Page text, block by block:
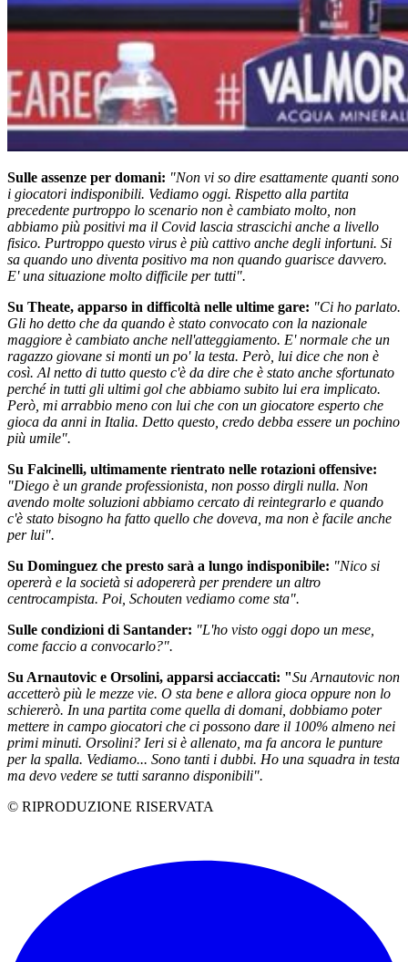
Sulle assenze per domani: "Non vi so dire esattamente quanti sono
i giocatori indisponibili. Vediamo oggi. Rispetto alla partita
precedente purtroppo lo scenario non è cambiato molto, non
abbiamo più positivi ma il Covid lascia strascichi anche a livello
fisico. Purtroppo questo virus è più cattivo anche degli infortuni. Si
sa quando uno diventa positivo ma non quando guarisce davvero.
E' una situazione molto difficile per tutti".
Su Theate, apparso in difficoltà nelle ultime gare: "Ci ho parlato.
Gli ho detto che da quando è stato convocato con la nazionale
maggiore è cambiato anche nell'atteggiamento. E' normale che un
ragazzo giovane si monti un po' la testa. Però, lui dice che non è
così. Al netto di tutto questo c'è da dire che è stato anche sfortunato
perché in tutti gli ultimi gol che abbiamo subito lui era implicato.
Però, mi arrabbio meno con lui che con un giocatore esperto che
gioca da anni in Italia. Detto questo, credo debba essere un pochino
più umile".
Su Falcinelli, ultimamente rientrato nelle rotazioni offensive:
"Diego è un grande professionista, non posso dirgli nulla. Non
avendo molte soluzioni abbiamo cercato di reintegrarlo e quando
c'è stato bisogno ha fatto quello che doveva, ma non è facile anche
per lui".
Su Dominguez che presto sarà a lungo indisponibile: "Nico si
opererà e la società si adopererà per prendere un altro
centrocampista. Poi, Schouten vediamo come sta".
Sulle condizioni di Santander: "L'ho visto oggi dopo un mese,
come faccio a convocarlo?".
Su Arnautovic e Orsolini, apparsi acciaccati: "Su Arnautovic non
accetterò più le mezze vie. O sta bene e allora gioca oppure non lo
schiererò. In una partita come quella di domani, dobbiamo poter
mettere in campo giocatori che ci possono dare il 100% almeno nei
primi minuti. Orsolini? Ieri si è allenato, ma fa ancora le punture
per la spalla. Vediamo... Sono tanti i dubbi. Ho una squadra in testa
ma devo vedere se tutti saranno disponibili".
© RIPRODUZIONE RISERVATA